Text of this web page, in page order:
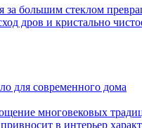
за большим стеклом
дров и кристально
для современного дома
многовековых
в интерьер